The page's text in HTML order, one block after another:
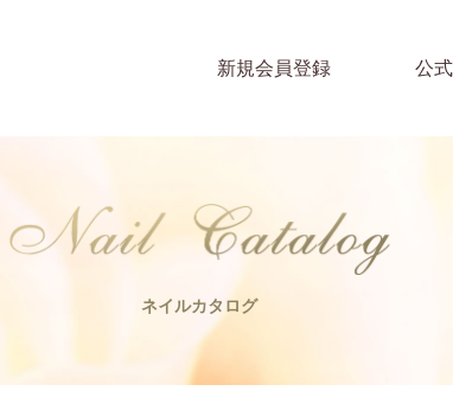
新規会員登録 公
ネイルカタログ